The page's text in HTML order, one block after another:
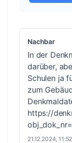
Nachbar
In der
darüber,
Schulen ja
zum
https://
21.12.2024, 11:52